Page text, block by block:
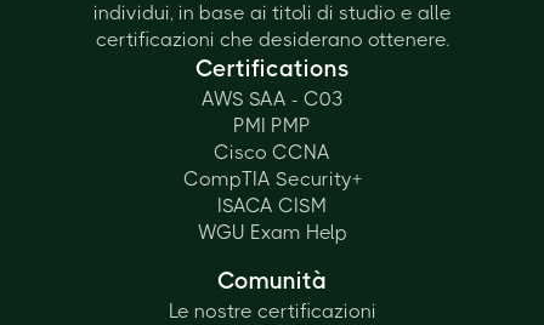
individui, in base ai titoli di studio e alle
certificazioni che desiderano ottenere.
Certifications
AWS SAA - C03
PMI PMP
Cisco CCNA
CompTIA Security+
ISACA CISM
WGU Exam Help
Comunità
Le nostre certificazioni